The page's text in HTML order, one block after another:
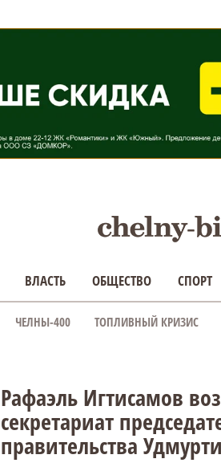
ВЛАСТЬ ОБЩЕСТВО СПОРТ
ЧЕЛНЫ-400 ТОПЛИВНЫЙ КРИЗИС
Рафаэль Игтисамов
секретариат
правительства